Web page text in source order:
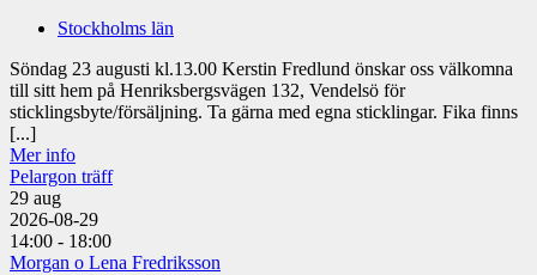
Stockholms län
Söndag 23 augusti kl.13.00 Kerstin Fredlund önskar oss välkomna
till sitt hem på Henriksbergsvägen 132, Vendelsö för
sticklingsbyte/försäljning. Ta gärna med egna sticklingar. Fika finns
[...]
Mer info
Pelargon träff
29 aug
2026-08-29
14:00 - 18:00
Morgan o Lena Fredriksson